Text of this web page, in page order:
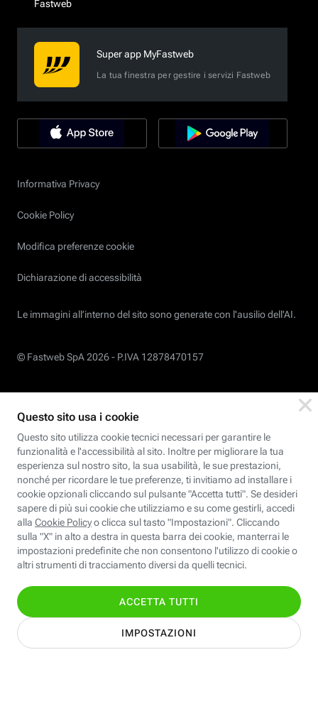
Fastweb
Super app MyFastweb
La tua finestra per gestire i servizi Fastweb
Informativa Privacy
Cookie Policy
Modifica preferenze cookie
Dichiarazione di accessibilità
Le immagini all’interno del sito sono generate con l'ausilio dell'AI.
© Fastweb SpA 2026 - P.IVA 12878470157